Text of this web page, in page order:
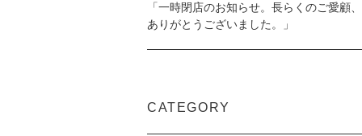
「一時閉店のお知らせ。長らくのご愛顧、
ありがとうございました。」
CATEGORY